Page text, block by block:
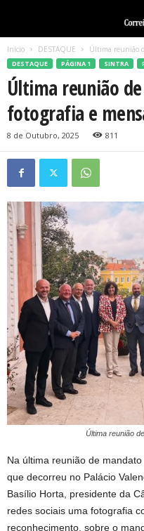
Início DESTAQUE Última reunião
DESTAQUE PÁGINA 1 SINTRA
Última reunião
fotografia e
8 de Outubro, 2025 811
Última reunião
Na última reunião de
que decorreu no Palácio
Basílio Horta, presidente da
redes sociais uma fotografia
reconhecimento, sobre o